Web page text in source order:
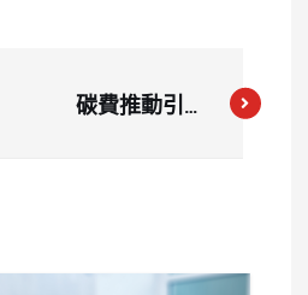
碳費推動引爭